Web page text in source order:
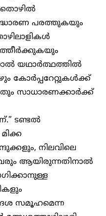
തൊഴിൽ
പരത്തുകയും
യഥാർത്ഥത്തിൽ
കോർപ്പറേറ്റുകൾക്ക്
സാധാരണക്കാർക്ക്
ടണ്ടൽ
നിലവിലെ
ആയിരുന്നതിനാൽ
സമൂഹമെന്ന